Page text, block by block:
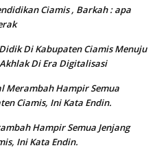
Ciamis , Barkah : apa
Di Kabupaten Ciamis Menuju
Di Era Digitalisasi
Merambah Hampir Semua
Ciamis, Ini Kata Endin.
Hampir Semua Jenjang
Ini Kata Endin.